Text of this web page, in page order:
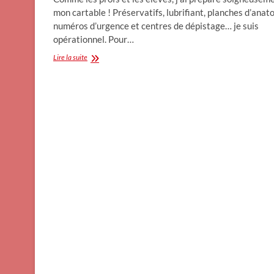
mon cartable ! Préservatifs, lubrifiant, planches
numéros d’urgence et centres de dépistage… je suis
opérationnel. Pour…
Lire la suiteUne